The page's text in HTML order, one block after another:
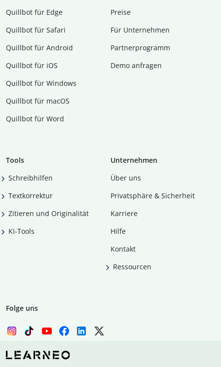
Quillbot für Edge
Quillbot für Safari
Quillbot für Android
Quillbot für iOS
Quillbot für Windows
Quillbot für macOS
Quillbot für Word
Preise
Für Unternehmen
Partnerprogramm
Demo anfragen
Tools
Schreibhilfen
Textkorrektur
Zitieren und Originalität
KI-Tools
Unternehmen
Über uns
Privatsphäre & Sicherheit
Karriere
Hilfe
Kontakt
Ressourcen
Folge uns